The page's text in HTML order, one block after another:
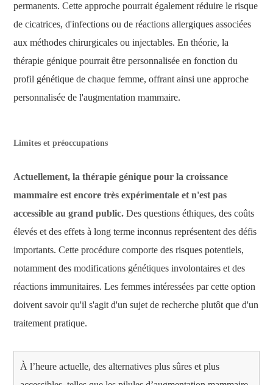
permanents. Cette approche pourrait également réduire le risque
de cicatrices, d'infections ou de réactions allergiques associées
aux méthodes chirurgicales ou injectables. En théorie, la
thérapie génique pourrait être personnalisée en fonction du
profil génétique de chaque femme, offrant ainsi une approche
personnalisée de l'augmentation mammaire.
Limites et préoccupations
Actuellement, la thérapie génique pour la croissance
mammaire est encore très expérimentale et n'est pas
accessible au grand public. Des questions éthiques, des coûts
élevés et des effets à long terme inconnus représentent des défis
importants. Cette procédure comporte des risques potentiels,
notamment des modifications génétiques involontaires et des
réactions immunitaires. Les femmes intéressées par cette option
doivent savoir qu'il s'agit d'un sujet de recherche plutôt que d'un
traitement pratique.
À l’heure actuelle, des alternatives plus sûres et plus